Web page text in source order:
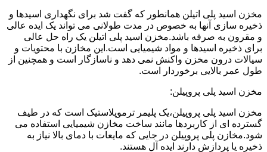
مخزن اسید پلی اتیلن همانطور که گفت شد برای نگهداری اسیدها و
ذخیره سازی آنها به خصوص در مدت طولانی می تواند یک ایده عالی
و مقرون به صرفه باشد.مخزن اسید پلی اتیلن یک راه حل عالی
برای ذخیره اسیدها و مواد شیمیایی است.این مخازن با محتویات و
سیالات درون مخزن واکنش نمی دهد و ناسازگار است و همچنین از
طول عمر بالایی برخوردار است.
مخزن اسید پلی پروپیلن:
مخزن اسید پلی پروپیلن،یک پلیمر ترموپلاستیک است که در طیف
گسترده ای از کاربردها مانند ساخت مخازن شیمیایی استفاده می
شود.مخازن پلی پروپیلن در جایی که مایعات با دمای بالا نیاز به
ذخیره یا پردازش دارند ایده آل هستند.